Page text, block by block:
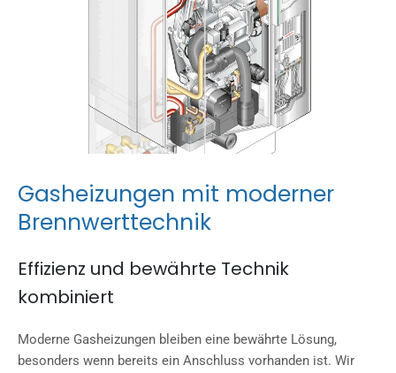
Gasheizungen mit moderner
Brennwerttechnik
Effizienz und bewährte Technik
kombiniert
Moderne Gasheizungen bleiben eine bewährte Lösung,
besonders wenn bereits ein Anschluss vorhanden ist. Wir